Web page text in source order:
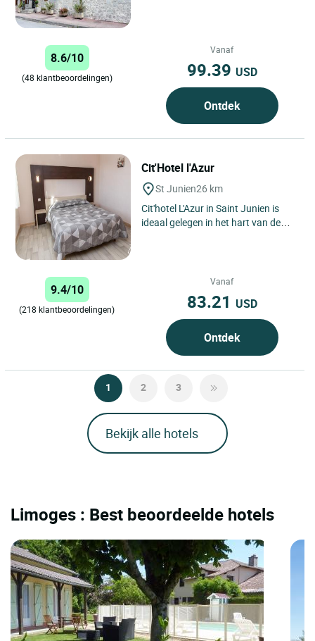
8.6/10
(48 klantbeoordelingen)
Vanaf
99.39 USD
Ontdek
Cit'Hotel l'Azur
St Junien26 km
Cit'hotel L'Azur in Saint Junien is
ideaal gelegen in het hart van de
9.4/10
(218 klantbeoordelingen)
Vanaf
83.21 USD
Ontdek
1 2 3
Bekijk alle hotels
Limoges : Best beoordeelde hotels